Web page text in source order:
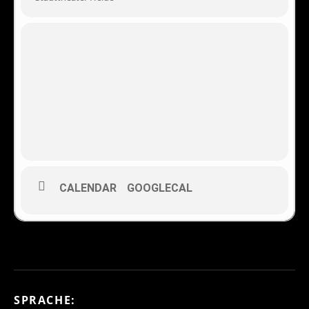
CALENDAR GOOGLECAL
SPRACHE: